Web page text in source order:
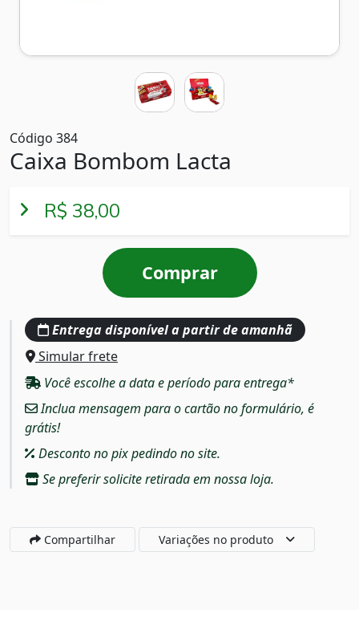
Código 384
Caixa Bombom Lacta
R$ 38,00
Comprar
Entrega disponível a partir de amanhã
Simular frete
Você escolhe a data e período para entrega*
Inclua mensagem para o cartão no formulário, é
grátis!
Desconto no pix pedindo no site.
Se preferir solicite retirada em nossa loja.
Compartilhar Variações no produto